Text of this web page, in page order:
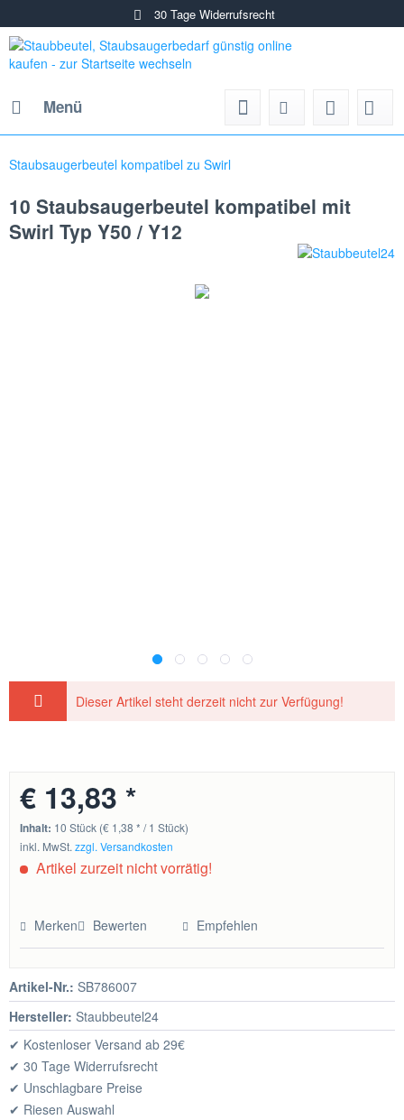
30 Tage Widerrufsrecht
Menü
Staubsaugerbeutel kompatibel zu Swirl
10 Staubsaugerbeutel kompatibel mit
Swirl Typ Y50 / Y12
Dieser Artikel steht derzeit nicht zur Verfügung!
€ 13,83 *
Inhalt: 10 Stück (€ 1,38 * / 1 Stück)
inkl. MwSt.zzgl. Versandkosten
Artikel zurzeit nicht vorrätig!
Merken Bewerten Empfehlen
Artikel-Nr.: SB786007
Hersteller: Staubbeutel24
✔ Kostenloser Versand ab 29€
✔ 30 Tage Widerrufsrecht
✔ Unschlagbare Preise
✔ Riesen Auswahl